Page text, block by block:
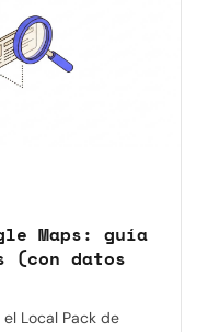
Maps: guía
(con datos
Local Pack de